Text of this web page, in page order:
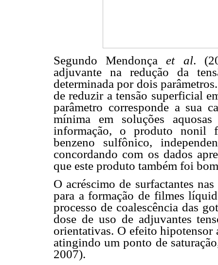
Segundo Mendonçaet al.
adjuvante na redução da
determinada por dois
de reduzir a tensão superficial
parâmetro corresponde a sua
mínima em soluções
informação, o produto nonil
benzeno sulfônico,
concordando com os dados
que este produto também foi
O acréscimo de surfactantes
para a formação de filmes
processo de coalescência das
dose de uso de adjuvantes
orientativas. O efeito hipotensor
atingindo um ponto de
2007).